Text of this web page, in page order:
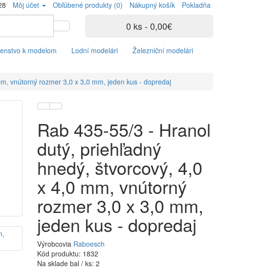
Môj účet Obľúbené produkty (0) Nákupný košík Pokladňa
0 ks - 0,00€
k modelom Lodní modelári Železniční modelári
vnútorný rozmer 3,0 x 3,0 mm, jeden kus - dopredaj
Rab 435-55/3 - Hranol
dutý, priehľadný
hnedý, štvorcový, 4,0
x 4,0 mm, vnútorný
rozmer 3,0 x 3,0 mm,
jeden kus - dopredaj
Výrobcovia Raboesch
Kód produktu: 1832
Na sklade bal / ks: 2